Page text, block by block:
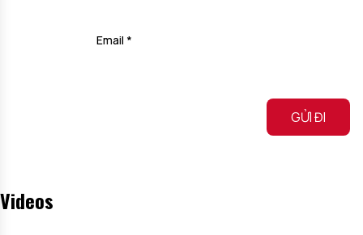
Email *
Videos